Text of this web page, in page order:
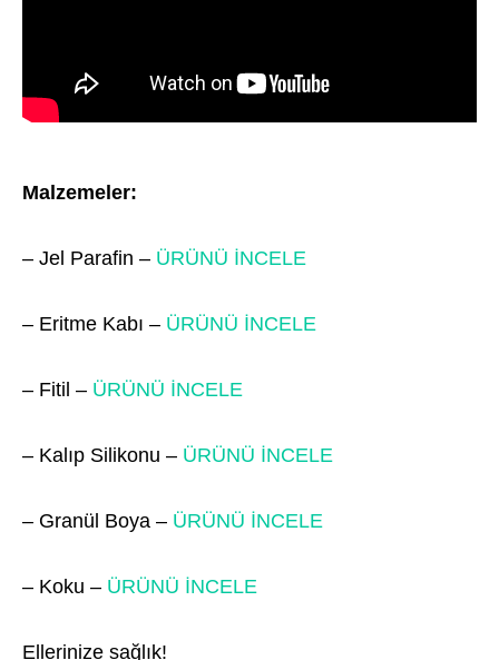
Malzemeler:
– Jel Parafin – ÜRÜNÜ İNCELE
– Eritme Kabı – ÜRÜNÜ İNCELE
– Fitil – ÜRÜNÜ İNCELE
– Kalıp Silikonu – ÜRÜNÜ İNCELE
– Granül Boya – ÜRÜNÜ İNCELE
– Koku – ÜRÜNÜ İNCELE
Ellerinize sağlık!